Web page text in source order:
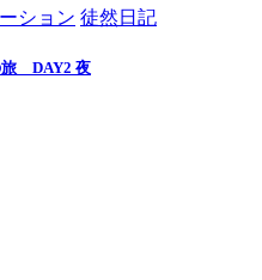
ション 徒然日記
旅 DAY2 夜